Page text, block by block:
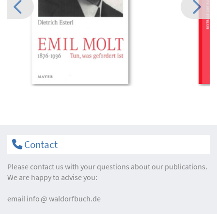
Contact
Please contact us with your questions about our publications.
We are happy to advise you:
email info waldorfbuch.de